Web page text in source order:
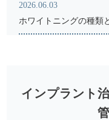
2026.06.03
ホワイトニングの種類
2026.04.17
レントゲン写真からわ
インプラント